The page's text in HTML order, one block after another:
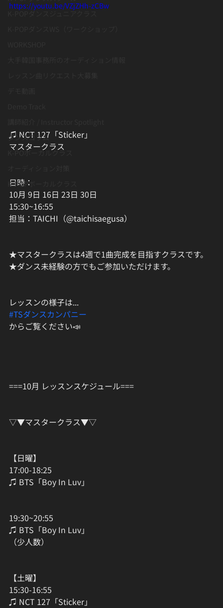
K-POPダンスジュニアクラス
ダンスコラム
K-POボーカルクラス
K-POPボーカルクラス
https://youtu.be/VZjZHh-zCBw
♫ NCT 127「Sticker」
マスタークラス
日時：
10月 9日 16日 23日 30日
15:30~16:55
担当：TAICHI（@taichisaegusa）
★マスタークラスは4週で1曲完成を目指すクラスです。
★ダンス未経験の方でもご参加いただけます。
レッスンの様子は...
#TSダンスカンパニー
からご覧ください📣
===10月 レッスンスケジュール===
▽▼マスタークラス▼▽
【日曜】
17:00-18:25
♫ BTS「Boy In Luv」
19:30~20:55
♫ BTS「Boy In Luv」
（少人数）
【土曜】
15:30-16:55
♫ NCT 127「Sticker」